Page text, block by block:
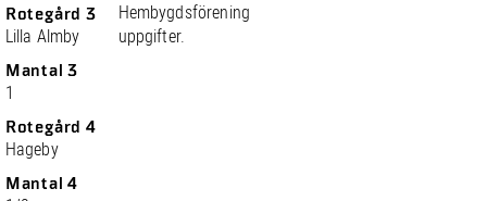
Rotegård 3
Lilla Almby
Mantal 3
1
Rotegård 4
Hageby
Mantal 4
Hembygdsförening
uppgifter.